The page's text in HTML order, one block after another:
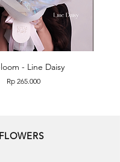
- Line Daisy
Price
Rp 265.000